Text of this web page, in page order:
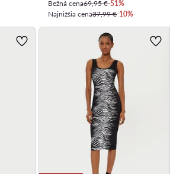
Bežná cena69,95 €-51%
Najnižšia cena37,99 €-10%